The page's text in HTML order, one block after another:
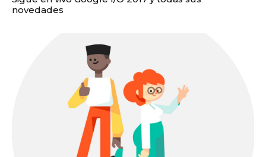
novedades